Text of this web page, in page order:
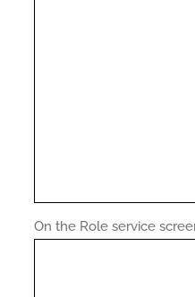
On the Role service